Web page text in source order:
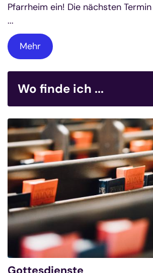
Pfarrheim ein! Die nächsten
...
Mehr
Wo finde ich ...